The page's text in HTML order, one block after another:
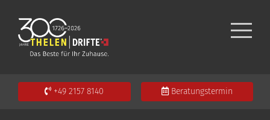
+49 2157 8140 Beratungstermin